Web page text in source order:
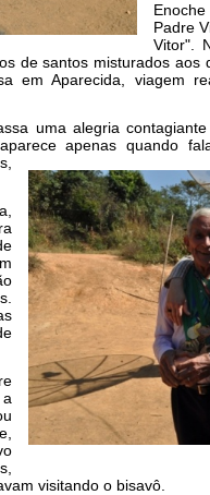
Padre
Vitor".
de santos misturados aos
em Aparecida, viagem
uma alegria
apenas quando
visitando o bisavô.